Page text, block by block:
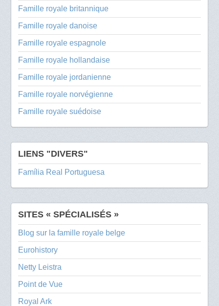
Famille royale britannique
Famille royale danoise
Famille royale espagnole
Famille royale hollandaise
Famille royale jordanienne
Famille royale norvégienne
Famille royale suédoise
LIENS "DIVERS"
Família Real Portuguesa
SITES « SPÉCIALISÉS »
Blog sur la famille royale belge
Eurohistory
Netty Leistra
Point de Vue
Royal Ark